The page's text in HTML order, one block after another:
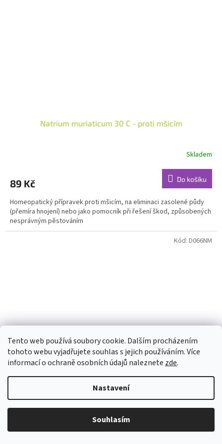
Tento web používá soubory cookie. Dalším procházením
tohoto webu vyjadřujete souhlas s jejich používáním. Více
informací o ochraně osobních údajů naleznete zde.
Nastavení
Souhlasím
Natrium muriaticum 30 C - proti mšicím
Skladem
89 Kč Do košíku
Homeopatický přípravek proti mšicím, na eliminaci zasolené půdy
(přemíra hnojení) nebo jako pomocník při řešení škod, způsobených
nesprávným pěstováním
Přípravek proti mravencům 300 g
Skladem
Kód: D066NM